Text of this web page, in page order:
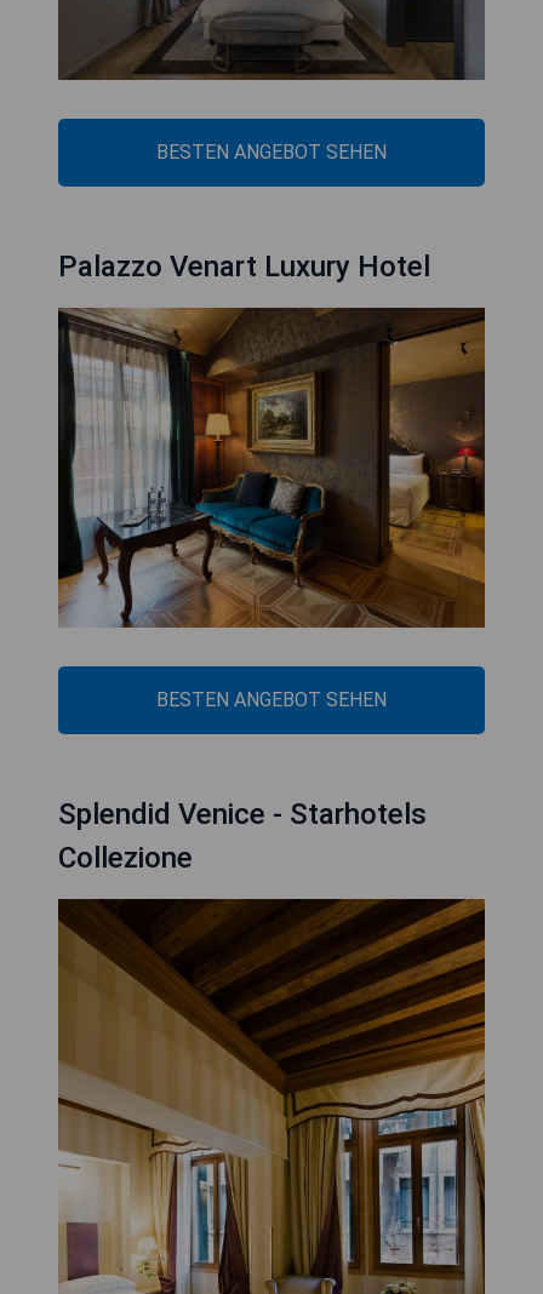
BESTEN ANGEBOT SEHEN
Palazzo Venart Luxury Hotel
BESTEN ANGEBOT SEHEN
Splendid Venice - Starhotels
Collezione